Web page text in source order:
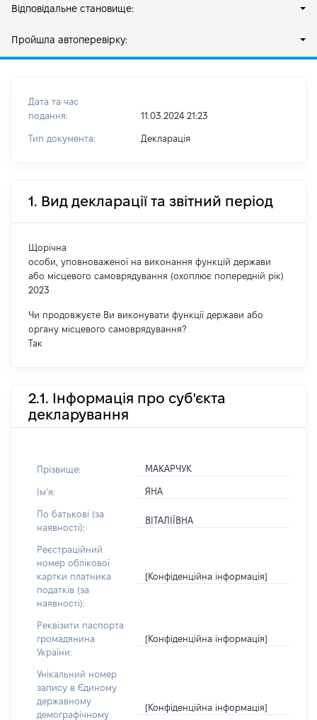
Відповідальне становище:
Пройшла автоперевірку:
Дата та час
подання:
11.03.2024 21:23
Тип документа: Декларація
1. Вид декларації та звітний період
Щорічна
особи, уповноваженої на виконання функцій держави
або місцевого самоврядування (охоплює попередній рік)
2023
Чи продовжуєте Ви виконувати функції держави або
органу місцевого самоврядування?
Так
2.1. Інформація про суб'єкта
декларування
Прізвище: МАКАРЧУК
Імʼя: ЯНА
По батькові (за
наявності):
ВІТАЛІЇВНА
Реєстраційний
номер облікової
картки платника
податків (за
наявності):
[Конфіденційна інформація]
Реквізити паспорта
громадянина
України:
[Конфіденційна інформація]
Унікальний номер
запису в Єдиному
державному
демографічному
[Конфіденційна інформація]